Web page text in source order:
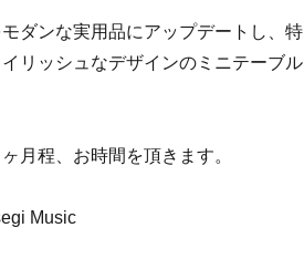
ダンな実用品にアップデートし、特
リッシュなデザインのミニテーブル
月程、お時間を頂きます。
Music